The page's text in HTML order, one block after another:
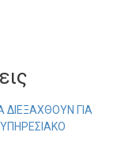
ΔΙΕΞΑΧΘΟΎΝ ΓΙΑ